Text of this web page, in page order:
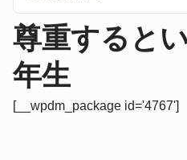
尊重すると
年生
[__wpdm_package id='4767']